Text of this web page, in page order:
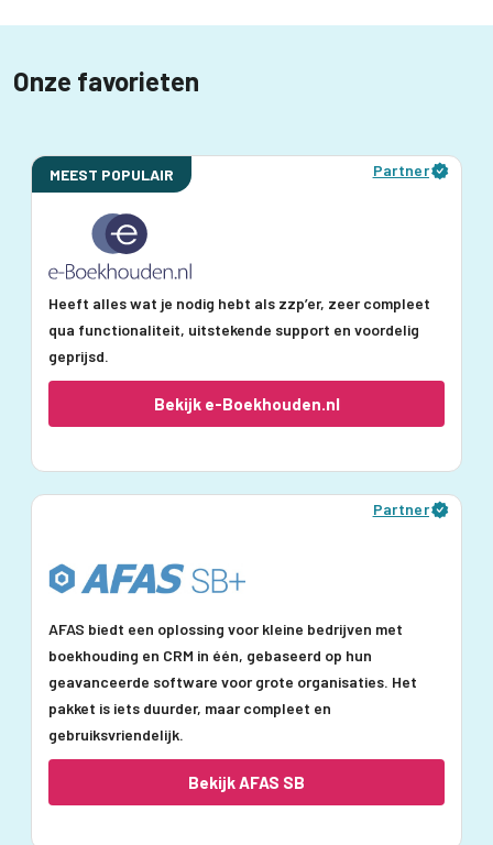
Onze favorieten
MEEST POPULAIR Partner
Heeft alles wat je nodig hebt als zzp’er, zeer compleet
qua functionaliteit, uitstekende support en voordelig
geprijsd.
Bekijk e-Boekhouden.nl
Partner
AFAS biedt een oplossing voor kleine bedrijven met
boekhouding en CRM in één, gebaseerd op hun
geavanceerde software voor grote organisaties. Het
pakket is iets duurder, maar compleet en
gebruiksvriendelijk.
Bekijk AFAS SB